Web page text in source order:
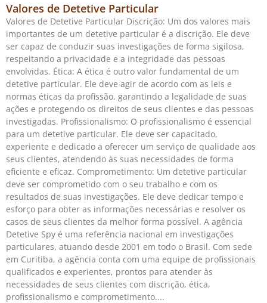
Valores de Detetive Particular
Valores de Detetive Particular Discrição: Um dos valores mais
importantes de um detetive particular é a discrição. Ele deve
ser capaz de conduzir suas investigações de forma sigilosa,
respeitando a privacidade e a integridade das pessoas
envolvidas. Ética: A ética é outro valor fundamental de um
detetive particular. Ele deve agir de acordo com as leis e
normas éticas da profissão, garantindo a legalidade de suas
ações e protegendo os direitos de seus clientes e das pessoas
investigadas. Profissionalismo: O profissionalismo é essencial
para um detetive particular. Ele deve ser capacitado,
experiente e dedicado a oferecer um serviço de qualidade aos
seus clientes, atendendo às suas necessidades de forma
eficiente e eficaz. Comprometimento: Um detetive particular
deve ser comprometido com o seu trabalho e com os
resultados de suas investigações. Ele deve dedicar tempo e
esforço para obter as informações necessárias e resolver os
casos de seus clientes da melhor forma possível. A agência
Detetive Spy é uma referência nacional em investigações
particulares, atuando desde 2001 em todo o Brasil. Com sede
em Curitiba, a agência conta com uma equipe de profissionais
qualificados e experientes, prontos para atender às
necessidades de seus clientes com discrição, ética,
profissionalismo e comprometimento.